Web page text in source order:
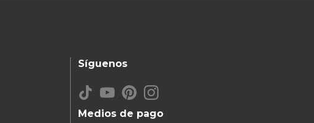
Medios de pago
Síguenos